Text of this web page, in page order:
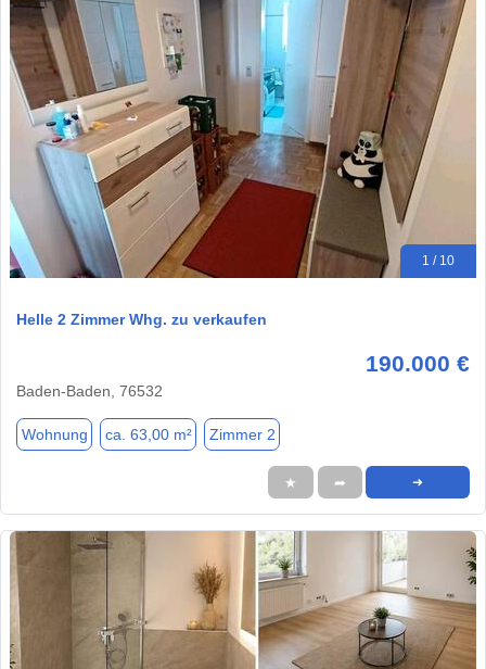
1 / 10
Helle 2 Zimmer Whg. zu verkaufen
190.000 €
Baden-Baden, 76532
Wohnung ca. 63,00 m² Zimmer 2
★ ➦ ➜